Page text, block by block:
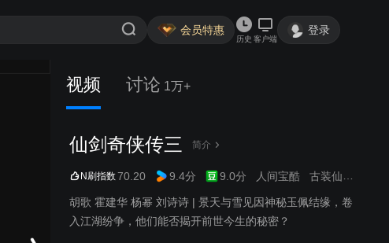
会员特惠
历史 客户端
登录
视频 讨论 1万+
仙剑奇侠传三 简介
N刷指数70.20 9.4分 9.0分 人间宝酷 古装仙侠
胡歌 霍建华 杨幂 刘诗诗 | 景天与雪见因神秘玉佩结缘，卷
入江湖纷争，他们能否揭开前世今生的秘密？